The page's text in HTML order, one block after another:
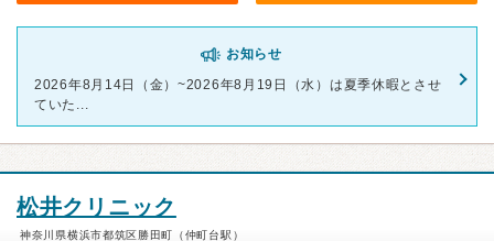
お知らせ
2026年8月14日（金）~2026年8月19日（水）は夏季休暇とさせ
ていた...
松井クリニック
神奈川県横浜市都筑区勝田町（仲町台駅）